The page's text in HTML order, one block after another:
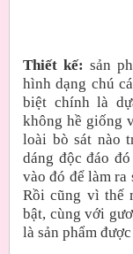
Thiết kế:sản
hình dạng chú
biệt chính là
không hề giống
loài bò sát nào
dáng độc đáo
vào đó để làm ra
Rồi cũng vì thế
bật, cùng với
là sản phẩm